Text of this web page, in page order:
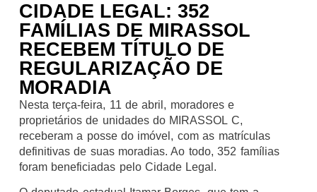
CIDADE LEGAL: 352
FAMÍLIAS DE MIRASSOL
RECEBEM TÍTULO DE
REGULARIZAÇÃO DE
MORADIA
Nesta terça-feira, 11 de abril, moradores e
proprietários de unidades do MIRASSOL C,
receberam a posse do imóvel, com as matrículas
definitivas de suas moradias. Ao todo, 352 famílias
foram beneficiadas pelo Cidade Legal.